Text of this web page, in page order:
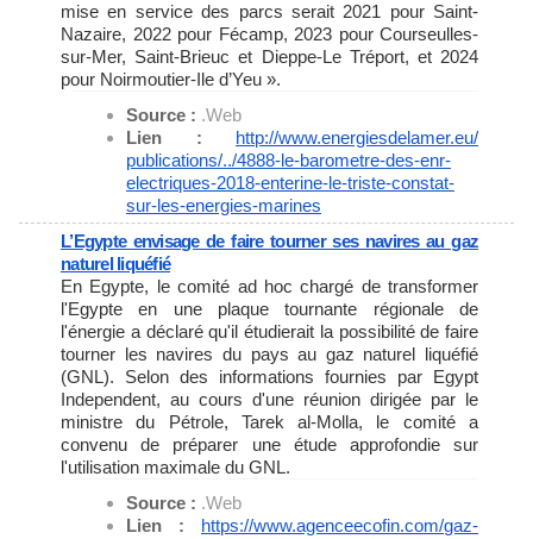
mise en service des parcs serait 2021 pour Saint-
Nazaire, 2022 pour Fécamp, 2023 pour Courseulles-
sur-Mer, Saint-Brieuc et Dieppe-Le Tréport, et 2024
pour Noirmoutier-Ile d’Yeu ».
Source : .Web
Lien : http://www.energiesdelamer.eu/
publications/../4888-le-barometre-des-enr-
electriques-2018-enterine-le-triste-constat-
sur-les-energies-marines
L’Egypte envisage de faire tourner ses navires au gaz
naturel liquéfié
En Egypte, le comité ad hoc chargé de transformer
l'Egypte en une plaque tournante régionale de
l'énergie a déclaré qu'il étudierait la possibilité de faire
tourner les navires du pays au gaz naturel liquéfié
(GNL). Selon des informations fournies par Egypt
Independent, au cours d'une réunion dirigée par le
ministre du Pétrole, Tarek al-Molla, le comité a
convenu de préparer une étude approfondie sur
l'utilisation maximale du GNL.
Source : .Web
Lien : https://www.agenceecofin.com/gaz-